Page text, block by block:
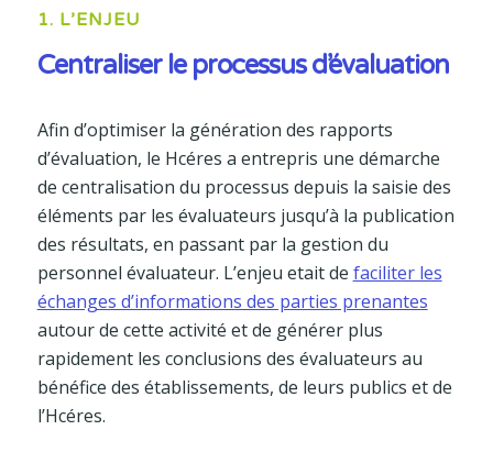
1. L’ENJEU
Centraliser le processus d’évaluation
Afin d’optimiser la génération des rapports
d’évaluation, le Hcéres a entrepris une démarche
de centralisation du processus depuis la saisie des
éléments par les évaluateurs jusqu’à la publication
des résultats, en passant par la gestion du
personnel évaluateur. L’enjeu etait de faciliter les
échanges d’informations des parties prenantes
autour de cette activité et de générer plus
rapidement les conclusions des évaluateurs au
bénéfice des établissements, de leurs publics et de
l’Hcéres.